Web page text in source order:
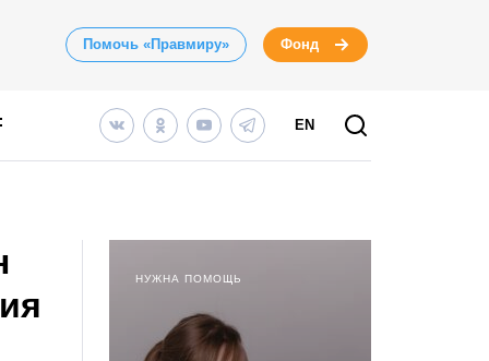
Помочь «Правмиру» Фонд
EN
НУЖНА ПОМОЩЬ